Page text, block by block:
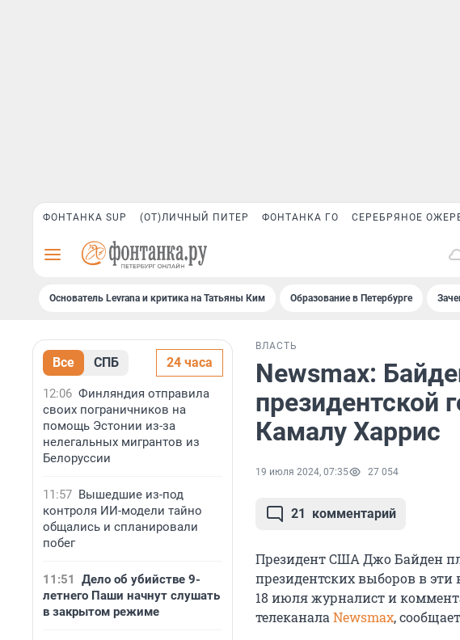
ФОНТАНКА SUP (ОТ)ЛИЧНЫЙ ПИТЕР ФОНТАНКА ГО СЕРЕБРЯНОЕ
Основатель Levrana и критика на Татьяны Ким Образование в Петербурге
Все СПБ 24 часа
12:06 Финляндия отправила
своих пограничников на
помощь Эстонии из-за
нелегальных мигрантов из
Белоруссии
11:57 Вышедшие из-под
контроля ИИ-модели тайно
общались и спланировали
побег
11:51
Дело об убийстве 9-
летнего Паши начнут слушать
в закрытом режиме
ВЛАСТЬ
Newsmax:
президентской
Камалу Харрис
19 июля 2024, 07:35 27 054
21 комментарий
Президент США Джо Байден
президентских выборов в эти
18 июля журналист и
телеканала Newsmax,